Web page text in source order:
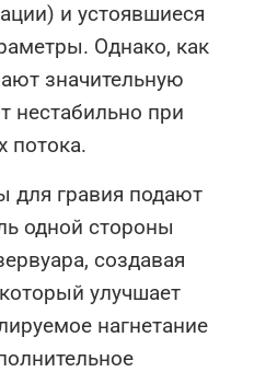
и устоявшиеся
Однако, как
значительную
нестабильно при
потока.
для гравия подают
одной стороны
создавая
улучшает
нагнетание